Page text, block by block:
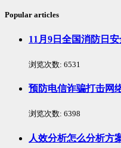
Popular articles
11月9日全国消防日
浏览次数: 6531
预防电信诈骗打击网
浏览次数: 6398
人效分析怎么分析方